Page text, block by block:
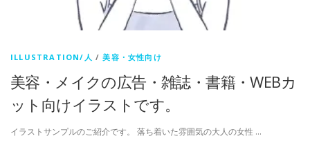
ILLUSTRATION/人 /美容・女性向け
美容・メイクの広告・雑誌・書籍・WEBカ
ット向けイラストです。
イラストサンプルのご紹介です。 落ち着いた雰囲気の大人の女性 …